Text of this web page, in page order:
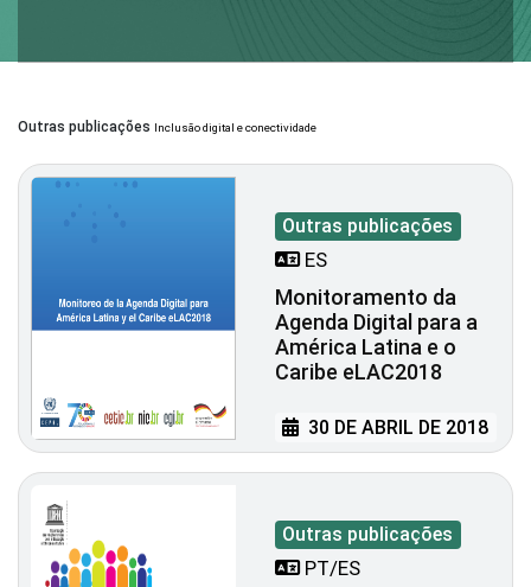
Outras publicações Inclusão digital e conectividade
Outras publicações
ES
Monitoramento da
Agenda Digital para a
América Latina e o
Caribe eLAC2018
30 DE ABRIL DE 2018
Outras publicações
PT/ES